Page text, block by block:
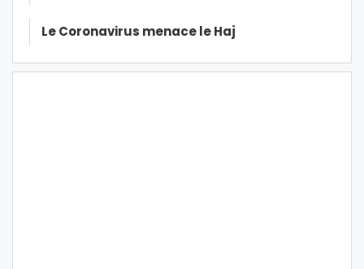
Le Coronavirus menace le Haj